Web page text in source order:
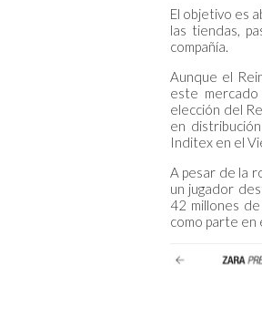
El objetivo es
las tiendas,
compañía.
Aunque el
este
elección del
en
Inditex en el
A pesar de la
un jugador
42 millones
como parte en